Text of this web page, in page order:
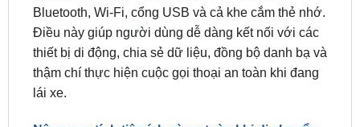
thiết bị di động, chia sẻ dữ liệu, đồng bộ danh bạ và
thậm chí thực hiện cuộc gọi thoại an toàn khi đang
lái xe.
Nâng cao tính tiện ích và an toàn khi di chuyển